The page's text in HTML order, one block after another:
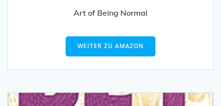
Art of Being Normal
WEITER ZU AMAZON